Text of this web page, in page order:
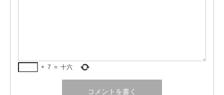
+ 7 = 十六